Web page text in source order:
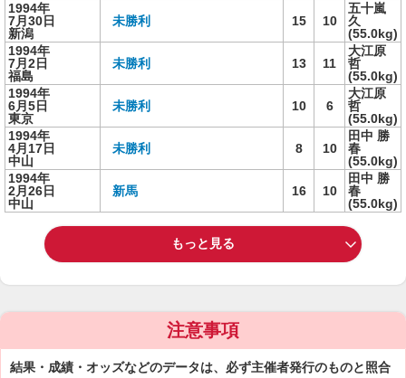
1994年
7月30日
新潟
未勝利 15 10
五十嵐
久
(55.0kg)
1994年
7月2日
福島
未勝利 13 11
大江原
哲
(55.0kg)
1994年
6月5日
東京
未勝利 10 6
大江原
哲
(55.0kg)
1994年
4月17日
中山
未勝利 8 10
田中 勝
春
(55.0kg)
1994年
2月26日
中山
新馬 16 10
田中 勝
春
(55.0kg)
もっと見る
注意事項
結果・成績・オッズなどのデータは、必ず主催者発行のものと照合